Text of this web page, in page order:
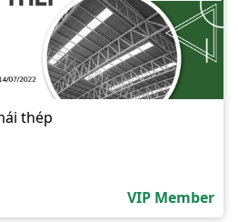
thép
VIP Member